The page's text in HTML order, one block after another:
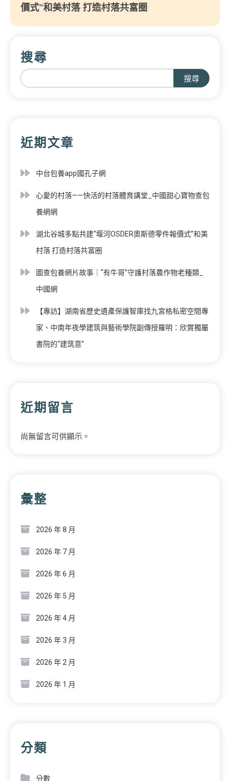
價式”和美村落 打造村落共富圈
搜尋
搜尋
近期文章
中台包養app國孔子網
心愛的村落——快活的村落體育講堂_中國甜心寶物查包
養網網
湖北谷城多點共建“堰河OSDER奧斯德零件報價式”和美
村落 打造村落共富圈
圖查包養網片故事｜“有牛哥”守護村落農作物老種類_
中國網
【專訪】湖南省歷史遺產保護智庫找九宮格私密空間專
家、中南年夜學建筑與藝術學院副傳授羅明：欣賞獨屬
書院的“建筑意”
近期留言
尚無留言可供顯示。
彙整
2026 年 8 月
2026 年 7 月
2026 年 6 月
2026 年 5 月
2026 年 4 月
2026 年 3 月
2026 年 2 月
2026 年 1 月
分類
分數